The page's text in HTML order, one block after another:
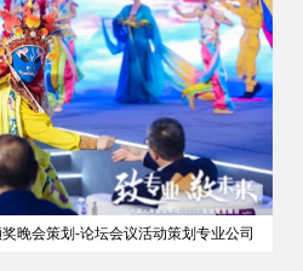
晚会策划-论坛会议活动策划专业公司